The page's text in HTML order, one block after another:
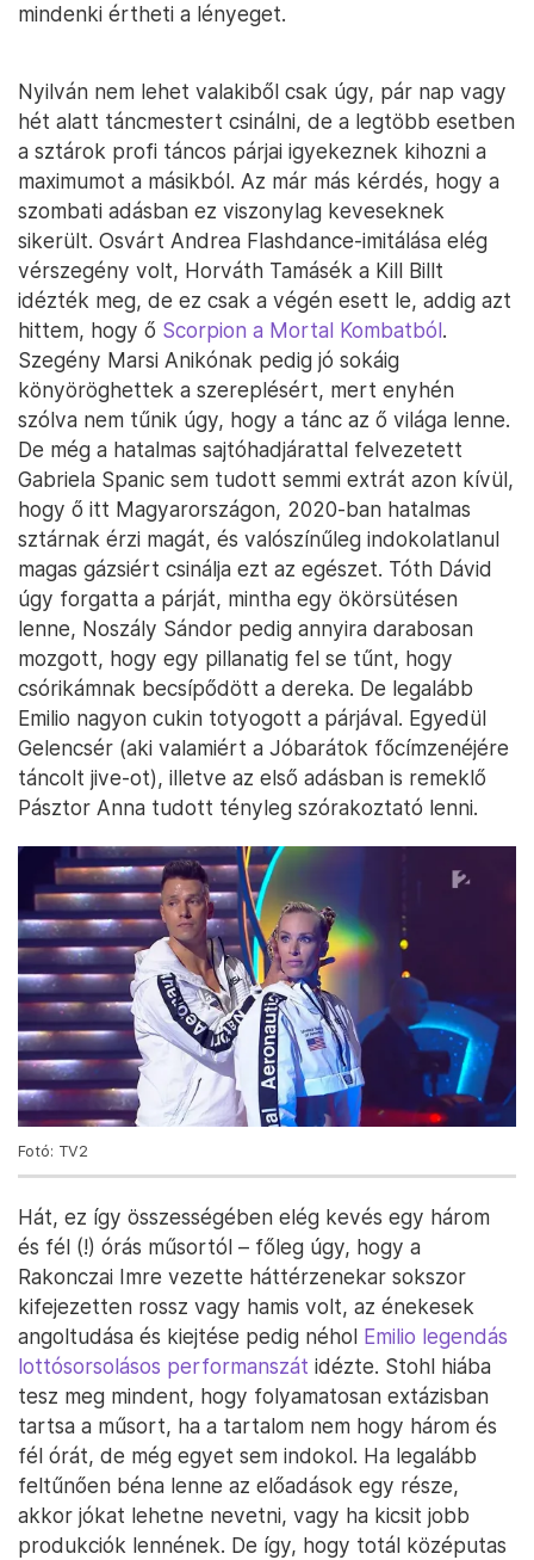
mindenki értheti a lényeget.
Nyilván nem lehet valakiből csak úgy, pár nap vagy
hét alatt táncmestert csinálni, de a legtöbb esetben
a sztárok profi táncos párjai igyekeznek kihozni a
maximumot a másikból. Az már más kérdés, hogy a
szombati adásban ez viszonylag keveseknek
sikerült. Osvárt Andrea Flashdance-imitálása elég
vérszegény volt, Horváth Tamásék a Kill Billt
idézték meg, de ez csak a végén esett le, addig azt
hittem, hogy ő Scorpion a Mortal Kombatból.
Szegény Marsi Anikónak pedig jó sokáig
könyöröghettek a szereplésért, mert enyhén
szólva nem tűnik úgy, hogy a tánc az ő világa lenne.
De még a hatalmas sajtóhadjárattal felvezetett
Gabriela Spanic sem tudott semmi extrát azon kívül,
hogy ő itt Magyarországon, 2020-ban hatalmas
sztárnak érzi magát, és valószínűleg indokolatlanul
magas gázsiért csinálja ezt az egészet. Tóth Dávid
úgy forgatta a párját, mintha egy ökörsütésen
lenne, Noszály Sándor pedig annyira darabosan
mozgott, hogy egy pillanatig fel se tűnt, hogy
csórikámnak becsípődött a dereka. De legalább
Emilio nagyon cukin totyogott a párjával. Egyedül
Gelencsér (aki valamiért a Jóbarátok főcímzenéjére
táncolt jive-ot), illetve az első adásban is remeklő
Pásztor Anna tudott tényleg szórakoztató lenni.
Fotó: TV2
Hát, ez így összességében elég kevés egy három
és fél (!) órás műsortól – főleg úgy, hogy a
Rakonczai Imre vezette háttérzenekar sokszor
kifejezetten rossz vagy hamis volt, az énekesek
angoltudása és kiejtése pedig néhol Emilio legendás
lottósorsolásos performanszát idézte. Stohl hiába
tesz meg mindent, hogy folyamatosan extázisban
tartsa a műsort, ha a tartalom nem hogy három és
fél órát, de még egyet sem indokol. Ha legalább
feltűnően béna lenne az előadások egy része,
akkor jókat lehetne nevetni, vagy ha kicsit jobb
produkciók lennének. De így, hogy totál középutas